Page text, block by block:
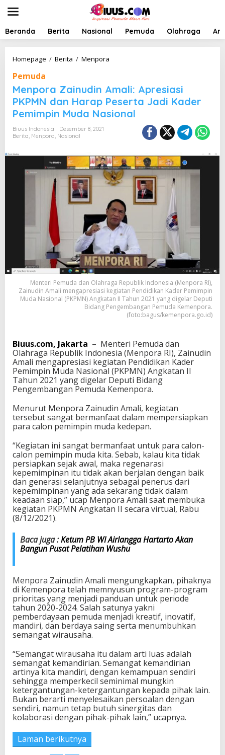
t
Beranda Berita Nasional Pemuda Olahraga
Homepage / Berita / Menpora
p
o
r
a
u
d
i
n
m
a
l
i
:
A
p
r
e
s
i
a
s
P
M
N
d
a
n
a
r
a
P
e
s
e
r
t
a
J
i
K
r
P
e
m
i
m
n
M
u
d
a
N
a
s
Pemuda
Menpora Zainudin Amali: Apresiasi
PKPMN dan Harap Peserta Jadi Kader
Pemimpin Muda Nasional
Biuus Indonesia
Desember 8, 2021
Berita, Menpora, Nasional
Menteri Pemuda dan Olahraga Republik Indonesia (Menpora RI),
Zainudin Amali mengapresiasi kegiatan Pendidikan Kader Pemimpin
Muda Nasional (PKPMN) Angkatan II Tahun 2021 yang digelar Deputi
Bidang Pengembangan Pemuda Kemenpora.
(foto:bagus/kemenpora.go.id)
Biuus.com, Jakarta – Menteri Pemuda dan
Olahraga Republik Indonesia (Menpora RI), Zainudin
Amali mengapresiasi kegiatan Pendidikan Kader
Pemimpin Muda Nasional (PKPMN) Angkatan II
Tahun 2021 yang digelar Deputi Bidang
Pengembangan Pemuda Kemenpora.
Menurut Menpora Zainudin Amali, kegiatan
tersebut sangat bermanfaat dalam mempersiapkan
para calon pemimpin muda kedepan.
“Kegiatan ini sangat bermanfaat untuk para calon-
calon pemimpin muda kita. Sebab, kalau kita tidak
persiapkan sejak awal, maka regenarasi
kepemimpinan itu tidak akan berjalan dengan baik
dan generasi selanjutnya sebagai penerus dari
kepemimpinan yang ada sekarang tidak dalam
keadaan siap,” ucap Menpora Amali saat membuka
kegiatan PKPMN Angkatan II secara virtual, Rabu
(8/12/2021).
Baca juga :Ketum PB WI Airlangga Hartarto Akan
Bangun Pusat Pelatihan Wushu
Menpora Zainudin Amali mengungkapkan, pihaknya
di Kemenpora telah memnyusun program-program
prioritas yang menjadi panduan untuk periode
tahun 2020-2024. Salah satunya yakni
pemberdayaan pemuda menjadi kreatif, inovatif,
mandiri, dan berdaya saing serta menumbuhkan
semangat wirausaha.
“Semangat wirausaha itu dalam arti luas adalah
semangat kemandirian. Semangat kemandirian
artinya kita mandiri, dengan kemampuan sendiri
sehingga memperkecil seminimal mungkin
ketergantungan-ketergantungan kepada pihak lain.
Bukan berarti menyelesaikan persoalan dengan
sendiri, namun tetap butuh sinergitas dan
kolaborasi dengan pihak-pihak lain,” ucapnya.
Laman berikutnya